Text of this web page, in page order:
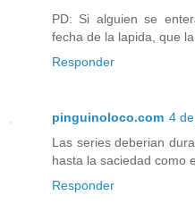
PD: Si alguien se
fecha de la lapida, que
Responder
pinguinoloco.com 4
Las series deberian
hasta la saciedad como
Responder